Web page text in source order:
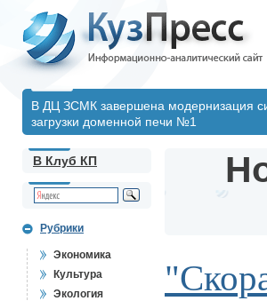
В ДЦ ЗСМК завершена модернизация
загрузки доменной печи №1
В Клуб КП
Рубрики
Экономика
Культура
Экология